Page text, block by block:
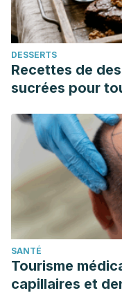
DESSERTS
Recettes de
sucrées pour
SANTÉ
Tourisme
capillaires et